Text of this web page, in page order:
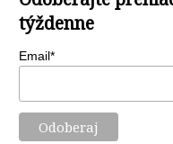
týždenne
Email*